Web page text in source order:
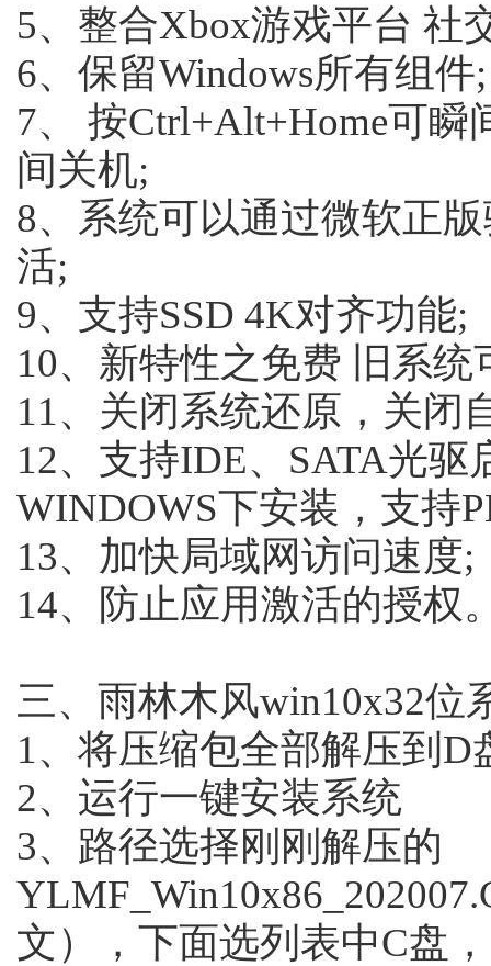
5、整合Xbox游戏平台 社
6、保留Windows所有组件;
7、 按Ctrl+Alt+Home可
间关机;
8、系统可以通过微软正
活;
9、支持SSD 4K对齐功能;
10、新特性之免费 旧系统
11、关闭系统还原，关闭
12、支持IDE、SATA光
WINDOWS下安装，支持
13、加快局域网访问速度;
14、防止应用激活的授权
三、雨林木风win10x32位
1、将压缩包全部解压到D
2、运行一键安装系统
3、路径选择刚刚解压的
文），下面选列表中C盘